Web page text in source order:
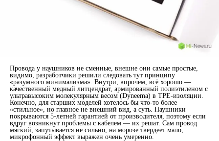
Провода у наушников не сменные, внешне они самые простые,
видимо, разработчики решили следовать тут принципу
«разумного минимализма». Внутри, впрочем, всё хорошо —
качественный медный литцендрат, армированный полиэтиленом с
ультравысоким молекулярным весом (Dyneema) в TPE-изоляции.
Конечно, для старших моделей хотелось бы что-то более
«стильное», но главное не внешний вид, а суть. Наушники
покрываются 5-летней гарантией от производителя, поэтому если
вдруг возникнут проблемы с кабелем — их решат. Сам провод
мягкий, запутывается не сильно, на морозе твердеет мало,
микрофонный эффект выражен очень умеренно.